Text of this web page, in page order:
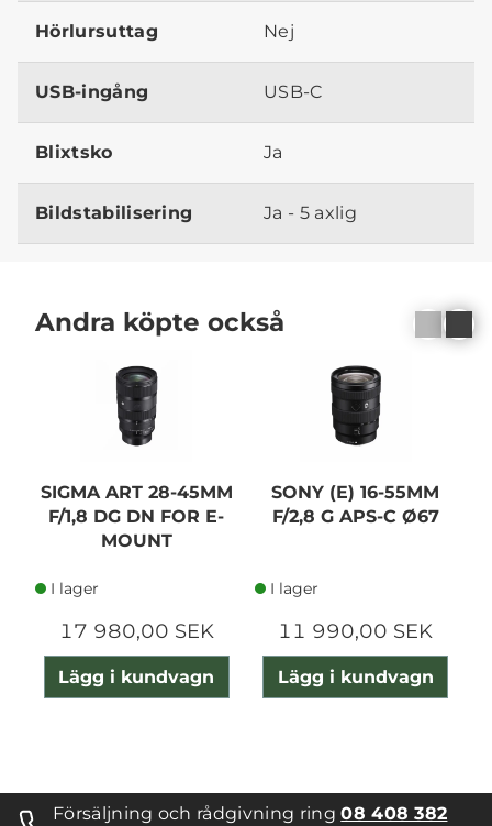
Hörlursuttag Nej
USB-ingång USB-C
Blixtsko Ja
Bildstabilisering Ja - 5 axlig
Andra köpte också
SIGMA ART 28-45MM
F/1,8 DG DN FOR E-
MOUNT
I lager
17 980,00 SEK
Lägg i kundvagn
SONY (E) 16-55MM
F/2,8 G APS-C Ø67
I lager
11 990,00 SEK
Lägg i kundvagn
Försäljning och rådgivning ring08 408 382